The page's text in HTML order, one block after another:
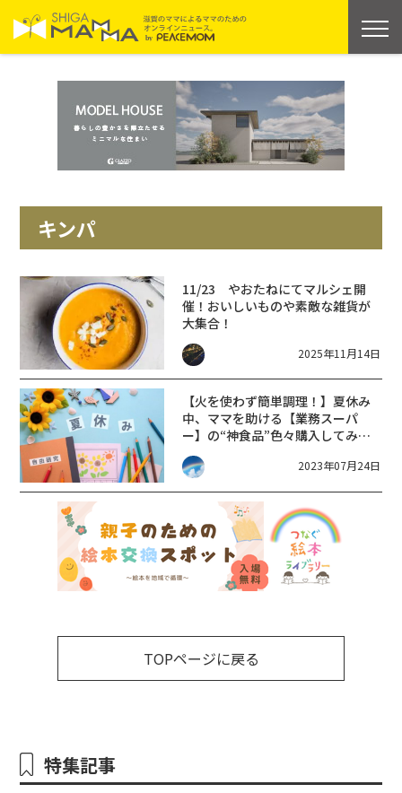
キンパ
11/23 やおたねにてマルシェ開
催！おいしいものや素敵な雑貨が
大集合！
2025年11月14日
【火を使わず簡単調理！】夏休み
中、ママを助ける【業務スーパ
ー】の“神食品”色々購入してみま
した。
2023年07月24日
TOPページに戻る
特集記事